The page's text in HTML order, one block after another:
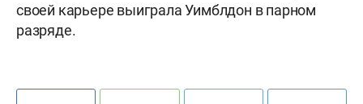
своей карьере выиграла Уимблдон в парном
разряде.